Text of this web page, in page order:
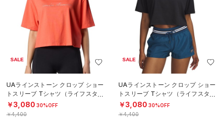
SALE
UAラインストーン クロップ ショー
トスリーブ Tシャツ（ライフスタイ
ル/WOMEN）
￥3,080 30%OFF
￥4,400
SALE
UAラインストーン クロップ ショー
トスリーブ Tシャツ（ライフスタイ
ル/WOMEN）
￥3,080 30%OFF
￥4,400